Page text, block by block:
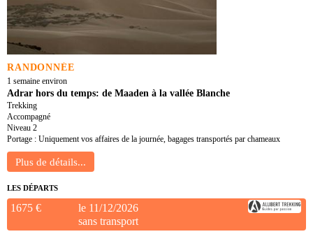
RANDONNÉE
1 semaine environ
Adrar hors du temps: de Maaden à la vallée Blanche
Trekking
Accompagné
Niveau 2
Portage : Uniquement vos affaires de la journée, bagages transportés par chameaux
LES DÉPARTS
1675 €
le 11/12/2026
sans transport